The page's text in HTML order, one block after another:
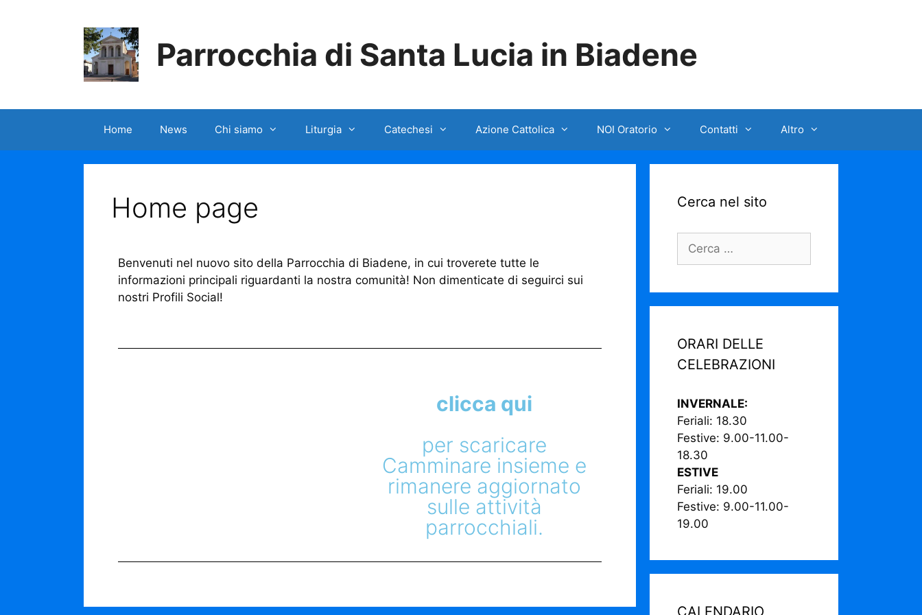
Parrocchia di Santa Lucia in Biadene
Home News Chi siamo Liturgia Catechesi Azione Cattolica NOI Oratorio Contatti Altro
Home page
Benvenuti nel nuovo sito della Parrocchia di Biadene, in cui troverete tutte le
informazioni principali riguardanti la nostra comunità! Non dimenticate di seguirci sui
nostri Profili Social!
clicca qui
per scaricare
Camminare insieme e
rimanere aggiornato
sulle attività
parrocchiali.
Cerca nel sito
ORARI DELLE
CELEBRAZIONI
INVERNALE:
Feriali: 18.30
Festive: 9.00-11.00-
18.30
ESTIVE
Feriali: 19.00
Festive: 9.00-11.00-
19.00
CALENDARIO